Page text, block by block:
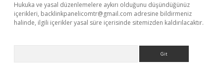
Hukuka ve yasal düzenlemelere aykırı olduğunu düşündüğünüz
içerikleri, backlinkpanelicomtr@gmail.com adresine bildirmeniz
halinde, ilgili içerikler yasal süre içerisinde sitemizden kaldırılacaktır.